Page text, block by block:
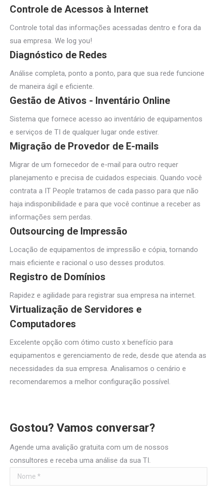
Controle de Acessos à Internet
Controle total das informações acessadas dentro e fora da
sua empresa. We log you!
Diagnóstico de Redes
Análise completa, ponto a ponto, para que sua rede funcione
de maneira ágil e eficiente.
Gestão de Ativos - Inventário Online
Sistema que fornece acesso ao inventário de equipamentos
e serviços de TI de qualquer lugar onde estiver.
Migração de Provedor de E-mails
Migrar de um fornecedor de e-mail para outro requer
planejamento e precisa de cuidados especiais. Quando você
contrata a IT People tratamos de cada passo para que não
haja indisponibilidade e para que você continue a receber as
informações sem perdas.
Outsourcing de Impressão
Locação de equipamentos de impressão e cópia, tornando
mais eficiente e racional o uso desses produtos.
Registro de Domínios
Rapidez e agilidade para registrar sua empresa na internet.
Virtualização de Servidores e
Computadores
Excelente opção com ótimo custo x benefício para
equipamentos e gerenciamento de rede, desde que atenda as
necessidades da sua empresa. Analisamos o cenário e
recomendaremos a melhor configuração possível.
Gostou? Vamos conversar?
Agende uma avalição gratuita com um de nossos
consultores e receba uma análise da sua TI.